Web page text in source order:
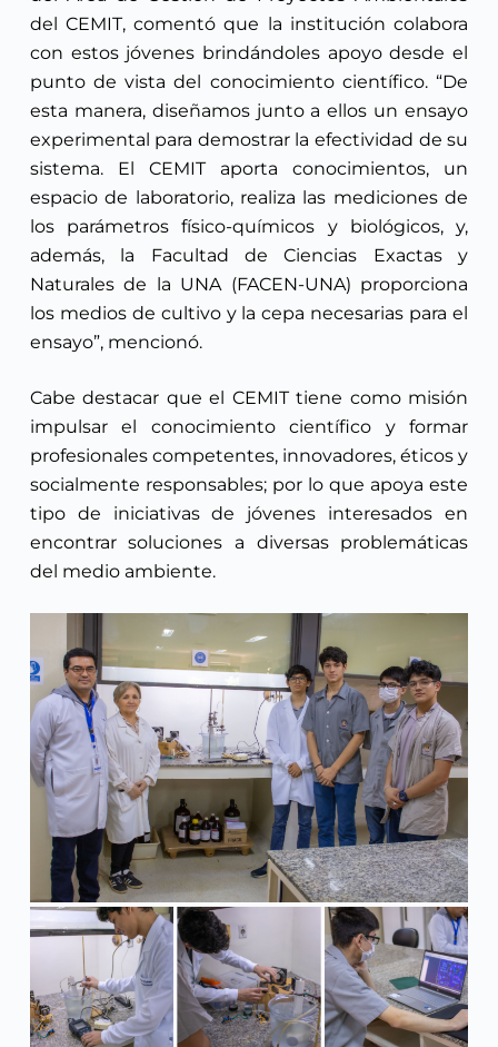
del CEMIT, comentó que la institución colabora
con estos jóvenes brindándoles apoyo desde el
punto de vista del conocimiento científico. “De
esta manera, diseñamos junto a ellos un ensayo
experimental para demostrar la efectividad de su
sistema. El CEMIT aporta conocimientos, un
espacio de laboratorio, realiza las mediciones de
los parámetros físico-químicos y biológicos, y,
además, la Facultad de Ciencias Exactas y
Naturales de la UNA (FACEN-UNA) proporciona
los medios de cultivo y la cepa necesarias para el
ensayo”, mencionó.
Cabe destacar que el CEMIT tiene como misión
impulsar el conocimiento científico y formar
profesionales competentes, innovadores, éticos y
socialmente responsables; por lo que apoya este
tipo de iniciativas de jóvenes interesados en
encontrar soluciones a diversas problemáticas
del medio ambiente.